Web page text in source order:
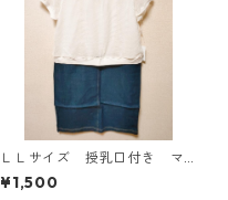
ＬＬサイズ 授乳口付き マ
タニティ ドッキングワンピ
ース ホワイト×ブルー KAE
¥1,500